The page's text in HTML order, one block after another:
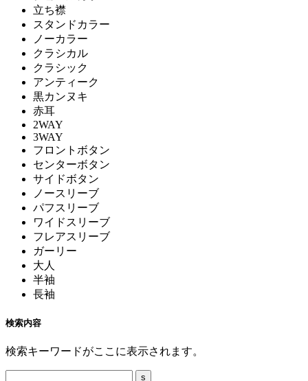
立ち襟
スタンドカラー
ノーカラー
クラシカル
クラシック
アンティーク
黒カンヌキ
赤耳
2WAY
3WAY
フロントボタン
センターボタン
サイドボタン
ノースリーブ
パフスリーブ
ワイドスリーブ
フレアスリーブ
ガーリー
大人
半袖
長袖
検索内容
検索キーワードがここに表示されます。